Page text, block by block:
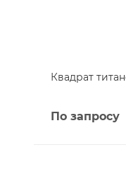
Квадрат
По запросу